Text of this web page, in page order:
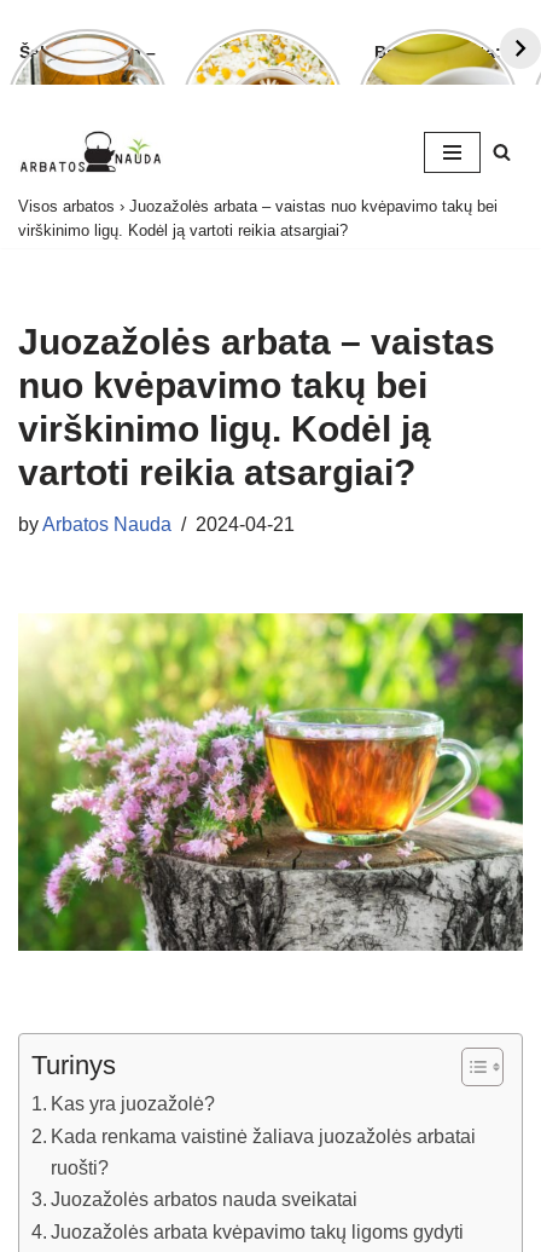
Šalavijo arbata –
ligoms gydyti ir
Ramunėlių
arbata pagelbės
Bananų arbata:
kuo ji naudinga
to
Visos arbatos › Juozažolės arbata – vaistas nuo kvėpavimo takų bei
virškinimo ligų. Kodėl ją vartoti reikia atsargiai?
Juozažolės arbata – vaistas
nuo kvėpavimo takų bei
virškinimo ligų. Kodėl ją
vartoti reikia atsargiai?
byArbatos Nauda 2024-04-21
Turinys
Kas yra juozažolė?
Kada renkama vaistinė žaliava juozažolės arbatai
ruošti?
Juozažolės arbatos nauda sveikatai
Juozažolės arbata kvėpavimo takų ligoms gydyti